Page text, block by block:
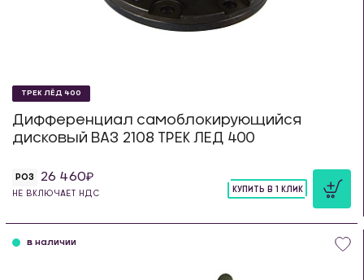
ТРЕК ЛЁД 400
Дифференциал самоблокирующийся
дисковый ВАЗ 2108 ТРЕК ЛЕД 400
РОЗ 26 460
НЕ ВКЛЮЧАЕТ НДС
КУПИТЬ В 1 КЛИК
в наличии